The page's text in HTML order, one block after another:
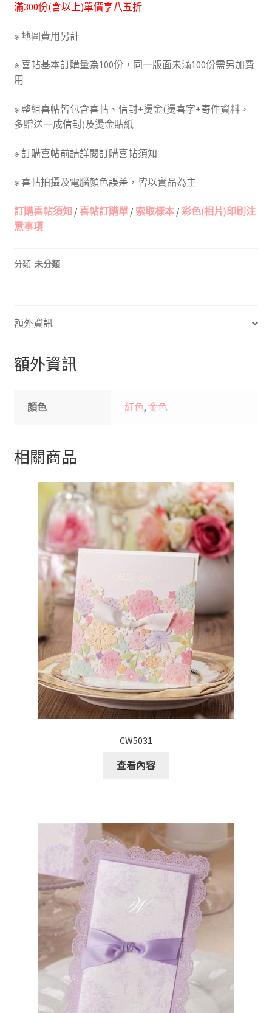
滿300份(含以上)單價享八五折
※ 地圖費用另計
※ 喜帖基本訂購量為100份，同一版面未滿100份需另加費
用
※ 整組喜帖皆包含喜帖、信封+燙金(燙喜字+寄件資料，
多贈送一成信封)及燙金貼紙
※ 訂購喜帖前請詳閱訂購喜帖須知
※ 喜帖拍攝及電腦顏色誤差，皆以實品為主
訂購喜帖須知 / 喜帖訂購單/ 索取樣本/ 彩色(相片)印刷注
意事項
分類: 未分類
額外資訊
額外資訊
顏色 紅色,金色
相關商品
CW5031
查看內容